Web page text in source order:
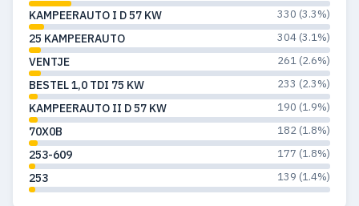
KAMPEERAUTO I D 57 KW 330 (3.3%)
25 KAMPEERAUTO 304 (3.1%)
VENTJE 261 (2.6%)
BESTEL 1,0 TDI 75 KW 233 (2.3%)
KAMPEERAUTO II D 57 KW 190 (1.9%)
70X0B 182 (1.8%)
253-609 177 (1.8%)
253 139 (1.4%)